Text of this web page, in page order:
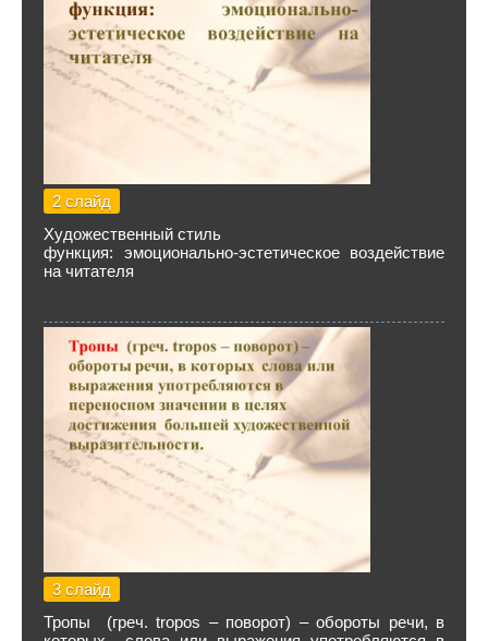
2 слайд
Художественный стиль
функция: эмоционально-эстетическое воздействие
на читателя
3 слайд
Тропы (греч. tropos – поворот) – обороты речи, в